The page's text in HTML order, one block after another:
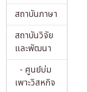
สถาบันภาษา
สถาบันวิจัย
และพัฒนา
- ศูนย์บ่ม
เพาะวิสหกิจ